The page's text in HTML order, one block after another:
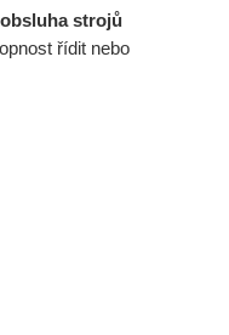
strojů
řídit nebo